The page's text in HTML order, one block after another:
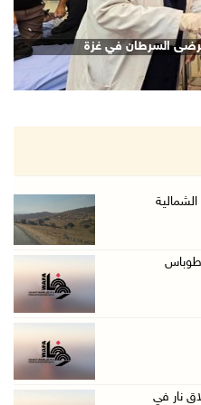
مخيم قلنديا ...
سكنية في كفر ق ...
ويقتحم بلدا ...
وبيت أمين
إصابات واع ...
السرطان في غزة
طوباس
نار في